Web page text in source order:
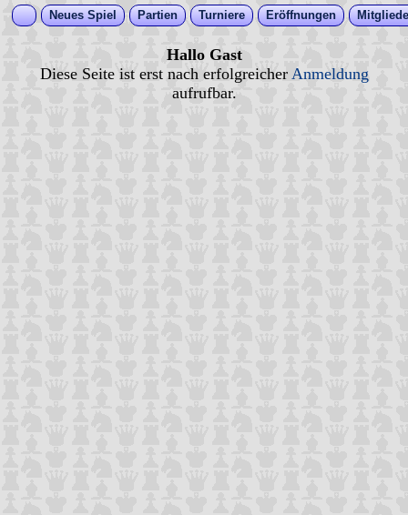
Neues Spiel Partien Turniere Eröffnungen
Hallo Gast
Diese Seite ist erst nach erfolgreicher Anmeldung
aufrufbar.